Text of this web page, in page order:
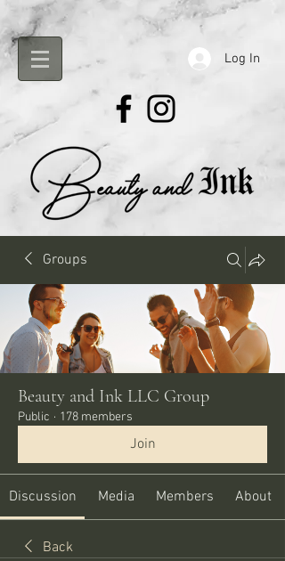
Log In
Groups
Beauty and Ink LLC Group
Public · 178 members
Join
Discussion Media Members About
Back